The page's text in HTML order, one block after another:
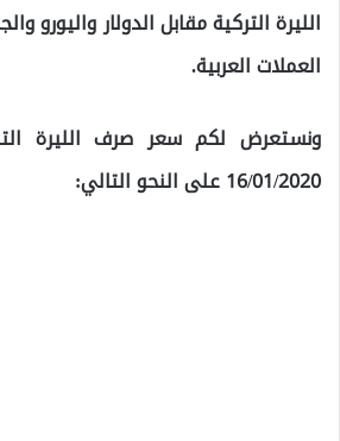
الليرة التركية مقابل الدولار واليورو
العملات العربية.
ونستعرض لكم سعر صرف الليرة
16/01/2020 على النحو التالي: